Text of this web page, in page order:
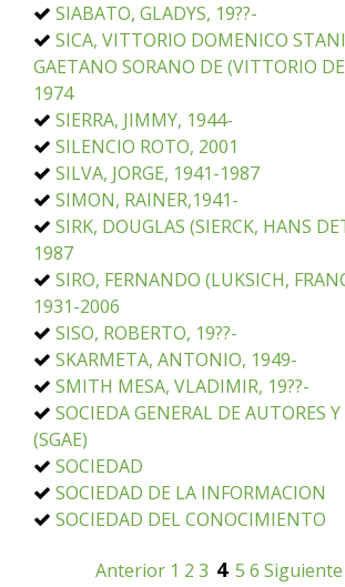
SIABATO, GLADYS, 19??-
SICA, VITTORIO DOMENICO
GAETANO SORANO DE (VITTORIO
1974
SIERRA, JIMMY, 1944-
SILENCIO ROTO, 2001
SILVA, JORGE, 1941-1987
SIMON, RAINER,1941-
SIRK, DOUGLAS (SIERCK, HANS
1987
SIRO, FERNANDO (LUKSICH,
1931-2006
SISO, ROBERTO, 19??-
SKARMETA, ANTONIO, 1949-
SMITH MESA, VLADIMIR, 19??-
SOCIEDA GENERAL DE AUTORES
(SGAE)
SOCIEDAD
SOCIEDAD DE LA INFORMACION
SOCIEDAD DEL CONOCIMIENTO
Anterior 1 2 3 4 5 6 Siguiente